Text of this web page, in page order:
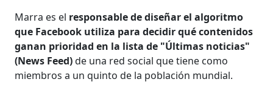
Marra es el responsable de diseñar el algoritmo
que Facebook utiliza para decidir qué contenidos
ganan prioridad en la lista de "Últimas noticias"
(News Feed)de una red social que tiene como
miembros a un quinto de la población mundial.